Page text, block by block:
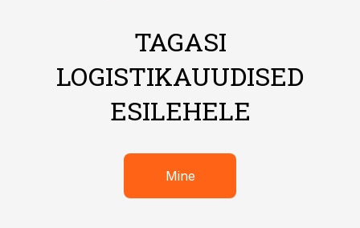
TAGASI
LOGISTIKAUUDISED
ESILEHELE
Mine